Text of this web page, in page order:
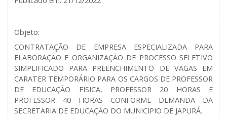
Objeto:
CONTRATAÇÃO DE EMPRESA ESPECIALIZADA PARA
ELABORAÇÃO E ORGANIZAÇÃO DE PROCESSO SELETIVO
SIMPLIFICADO PARA PREENCHIMENTO DE VAGAS EM
CARATER TEMPORÁRIO PARA OS CARGOS DE PROFESSOR
DE EDUCAÇÃO FISICA, PROFESSOR 20 HORAS E
PROFESSOR 40 HORAS CONFORME DEMANDA DA
SECRETARIA DE EDUCAÇÃO DO MUNICIPIO DE JAPURÁ.